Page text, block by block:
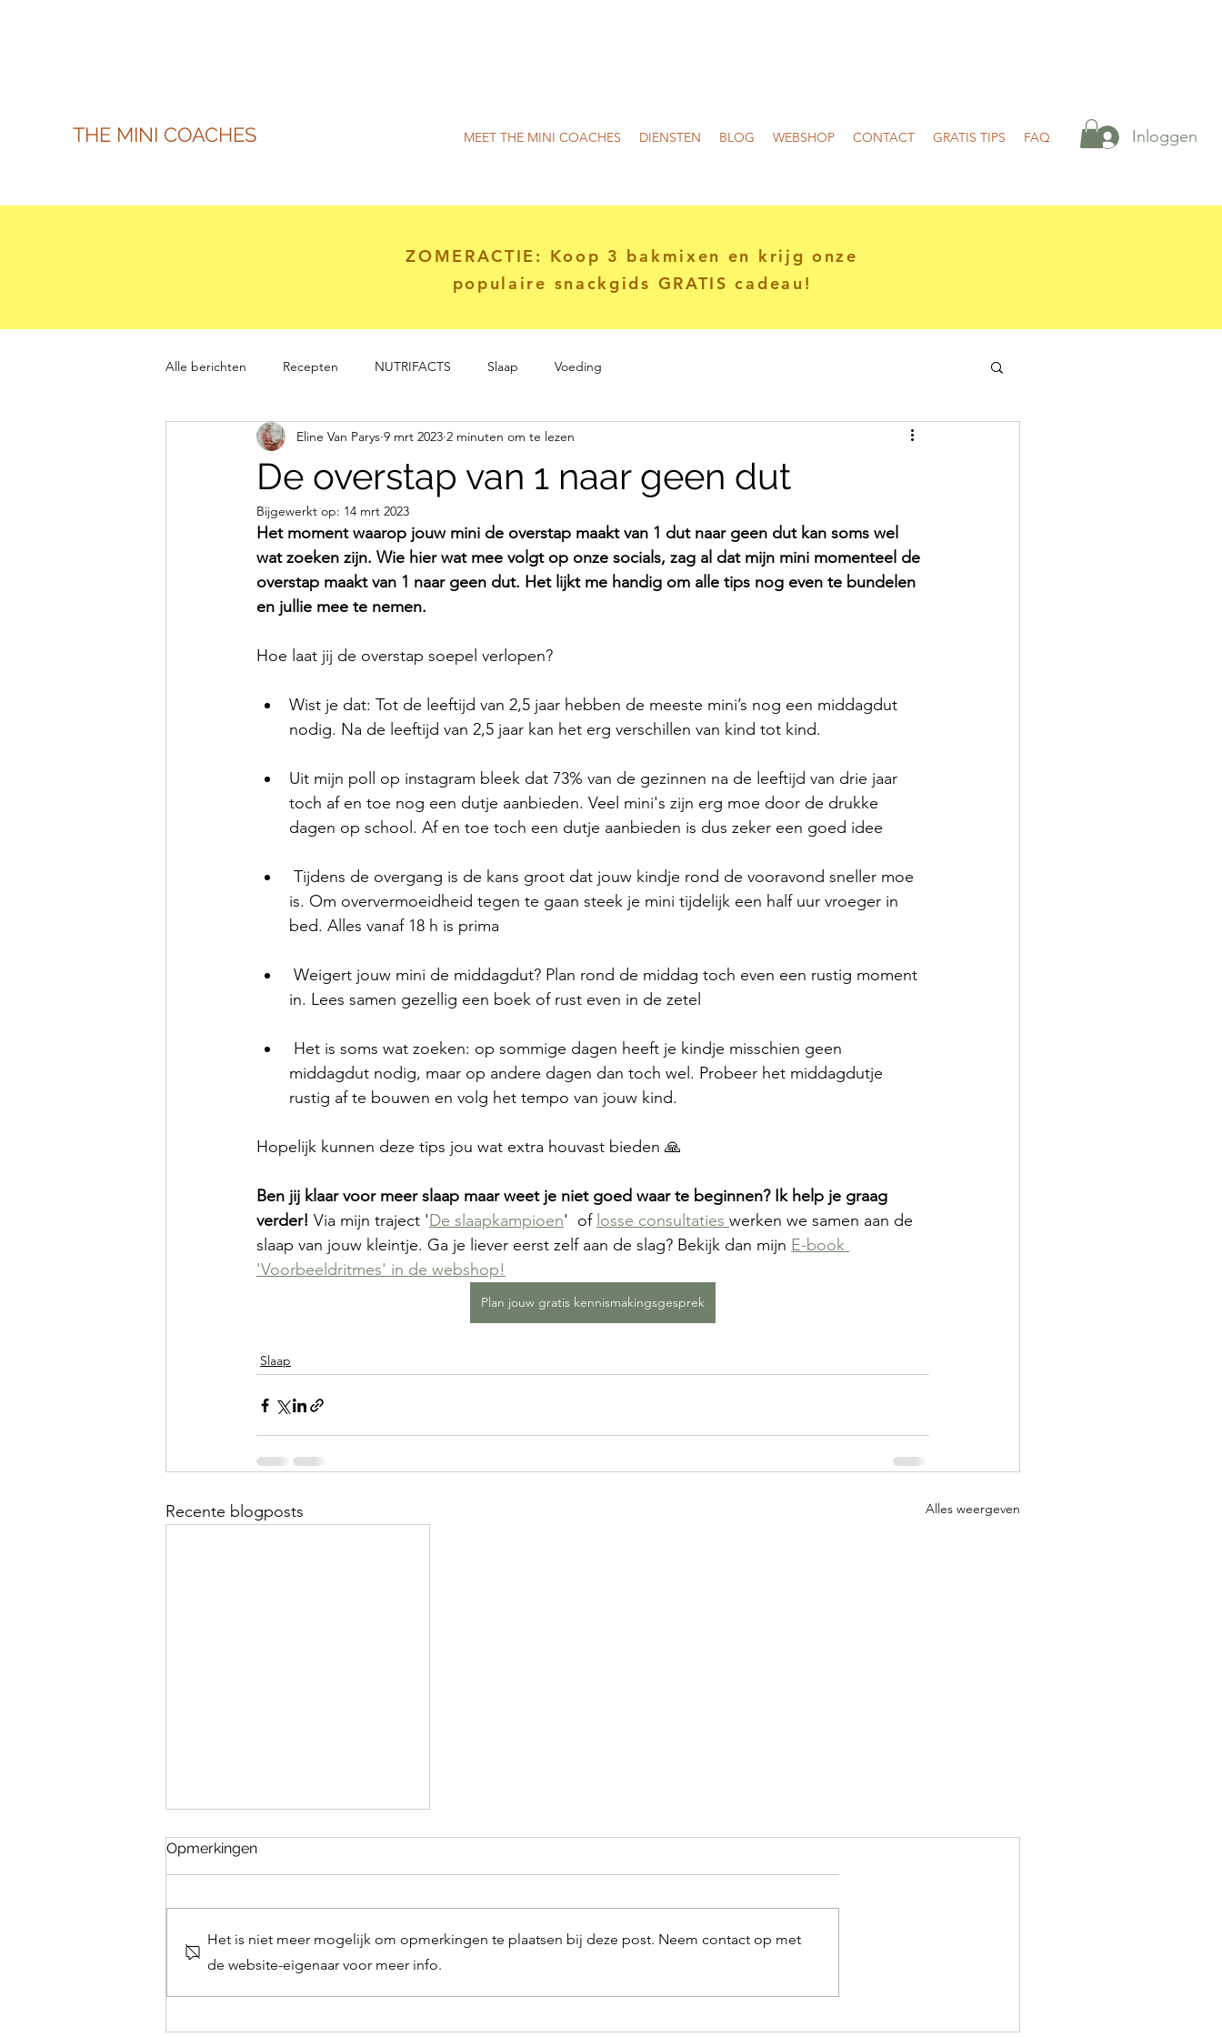
THE MINI COACHES MEET THE MINI COACHES DIENSTEN BLOG WEBSHOP CONTACT GRATIS TIPS FAQ Inloggen
ZOMERACTIE: Koop 3 bakmixen en krijg onze
populaire snackgids GRATIS cadeau!
Alle berichten Recepten NUTRIFACTS Slaap Voeding
De overstap van 1 naar geen dut
Eline Van Parys 9 mrt 2023 2 minuten om te lezen
Bijgewerkt op: 14 mrt 2023
Het moment waarop jouw mini de overstap maakt van 1 dut naar geen dut kan soms wel
wat zoeken zijn. Wie hier wat mee volgt op onze socials, zag al dat mijn mini momenteel de
overstap maakt van 1 naar geen dut. Het lijkt me handig om alle tips nog even te bundelen
en jullie mee te nemen.
Hoe laat jij de overstap soepel verlopen?
Wist je dat: Tot de leeftijd van 2,5 jaar hebben de meeste mini’s nog een middagdut
nodig. Na de leeftijd van 2,5 jaar kan het erg verschillen van kind tot kind.
Uit mijn poll op instagram bleek dat 73% van de gezinnen na de leeftijd van drie jaar
toch af en toe nog een dutje aanbieden. Veel mini's zijn erg moe door de drukke
dagen op school. Af en toe toch een dutje aanbieden is dus zeker een goed idee
is. Om oververmoeidheid tegen te gaan steek je mini tijdelijk een half uur vroeger in
bed. Alles vanaf 18 h is prima
in. Lees samen gezellig een boek of rust even in de zetel
middagdut nodig, maar op andere dagen dan toch wel. Probeer het middagdutje
rustig af te bouwen en volg het tempo van jouw kind.
Hopelijk kunnen deze tips jou wat extra houvast bieden 🙏
Ben jij klaar voor meer slaap maar weet je niet goed waar te beginnen? Ik help je graag
verder! Via mijn traject 'De slaapkampioen'  of losse consultaties werken we samen aan de
slaap van jouw kleintje. Ga je liever eerst zelf aan de slag? Bekijk dan mijn E-book
'Voorbeeldritmes' in de webshop!
Plan jouw gratis kennismakingsgesprek
Slaap
Recente blogposts Alles weergeven
Opmerkingen
Het is niet meer mogelijk om opmerkingen te plaatsen bij deze post. Neem contact op met
de website-eigenaar voor meer info.